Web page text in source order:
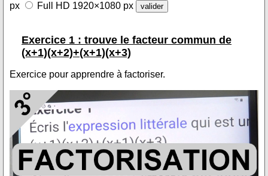
px
Full HD 1920×1080 px
Exercice 1 : trouve le facteur commun de
(x+1)(x+2)+(x+1)(x+3)
Exercice pour apprendre à factoriser.